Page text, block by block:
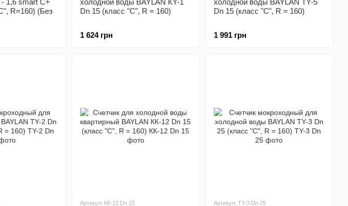
1,6 smart C+
R=160) (Без
холодной воды BAYLAN КY-1
Dn 15 (класс "С", R = 160)
1 624 грн
холодной воды BAYLAN ТY-5
Dn 15 (класс "С", R = 160)
1 991 грн
Артикул: КК-12 Dn 15 Артикул: ТY-3 Dn 25